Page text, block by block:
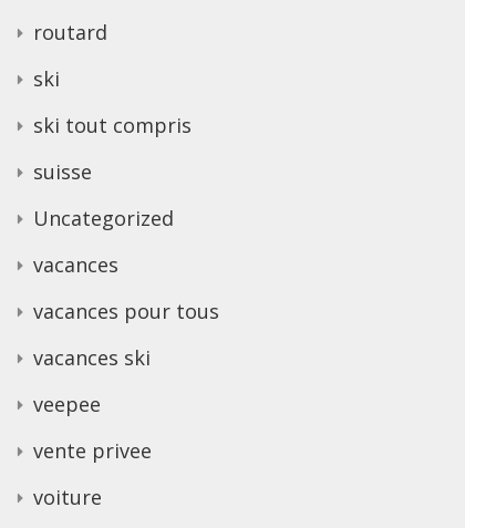
routard
ski
ski tout compris
suisse
Uncategorized
vacances
vacances pour tous
vacances ski
veepee
vente privee
voiture